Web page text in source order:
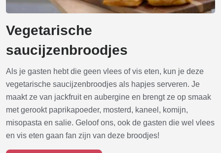
Vegetarische
saucijzenbroodjes
Als je gasten hebt die geen vlees of vis eten, kun je deze
vegetarische saucijzenbroodjes als hapjes serveren. Je
maakt ze van jackfruit en aubergine en brengt ze op smaak
met gerookt paprikapoeder, mosterd, kaneel, komijn,
misopasta en salie. Geloof ons, ook de gasten die wel vlees
en vis eten gaan fan zijn van deze broodjes!